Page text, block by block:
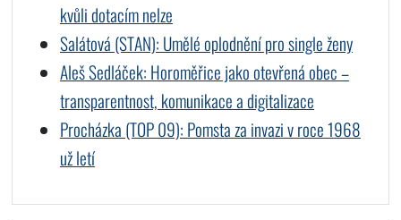
kvůli dotacím nelze
Salátová (STAN): Umělé oplodnění pro single ženy
Aleš Sedláček: Horoměřice jako otevřená obec –
transparentnost, komunikace a digitalizace
Procházka (TOP 09): Pomsta za invazi v roce 1968
už letí